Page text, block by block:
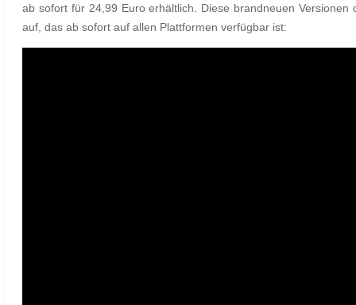
ab sofort für 24,99 Euro erhältlich. Diese brandneuen
auf, das ab sofort auf allen Plattformen verfügbar ist: